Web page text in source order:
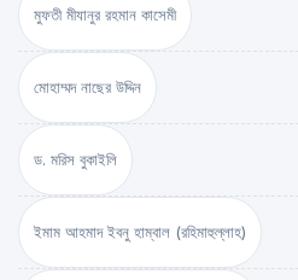
মুফতী মীযানুর রহমান কাসেমী
মোহাম্মদ নাছের উদ্দিন
ড. মরিস বুকাইলি
ইমাম আহমাদ ইবনু হাম্বাল (রহিমাহুল্লাহ)